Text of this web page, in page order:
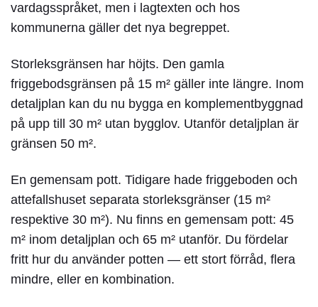
vardagsspråket, men i lagtexten och hos
kommunerna gäller det nya begreppet.
Storleksgränsen har höjts. Den gamla
friggebodsgränsen på 15 m² gäller inte längre. Inom
detaljplan kan du nu bygga en komplementbyggnad
på upp till 30 m² utan bygglov. Utanför detaljplan är
gränsen 50 m².
En gemensam pott. Tidigare hade friggeboden och
attefallshuset separata storleksgränser (15 m²
respektive 30 m²). Nu finns en gemensam pott: 45
m² inom detaljplan och 65 m² utanför. Du fördelar
fritt hur du använder potten — ett stort förråd, flera
mindre, eller en kombination.